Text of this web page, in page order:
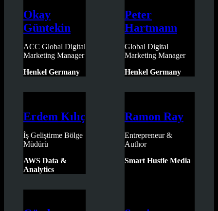
Okay
Güntekin
ACC Global Digital
Marketing Manager
Henkel Germany
Peter
Hartmann
Global Digital
Marketing Manager
Henkel Germany
Erdem Kılıç
İş Geliştirme Bölge
Müdürü
AWS Data &
Analytics
Ramon Ray
Entrepreneur &
Author
Smart Hustle Media